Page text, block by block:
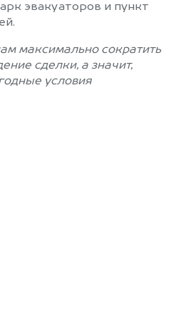
эвакуаторов и пункт
максимально сократить
сделки, а значит,
условия